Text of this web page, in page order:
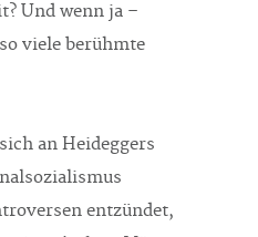
Und wenn ja –
viele berühmte
an Heideggers
entzündet,